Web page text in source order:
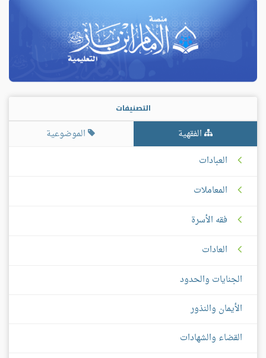
التصنيفات
الفقهية
الموضوعية
العبادات
المعاملات
فقه الأسرة
العادات
الجنايات والحدود
الأيمان والنذور
القضاء والشهادات